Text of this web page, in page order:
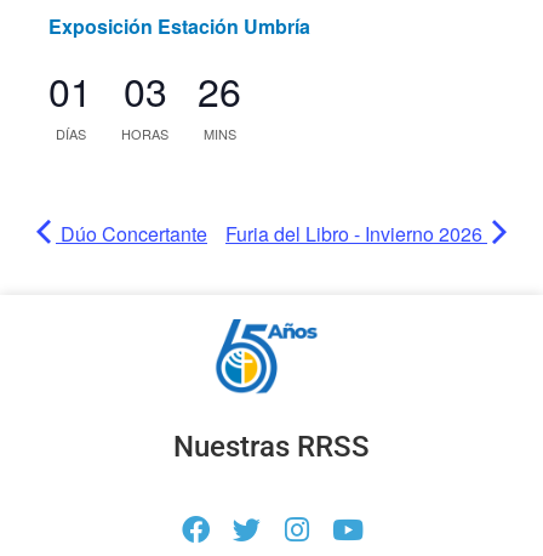
Exposición Estación Umbría
01
DÍAS
03
HORAS
26
MINS
Dúo Concertante Furia del Libro - Invierno 2026
Nuestras RRSS